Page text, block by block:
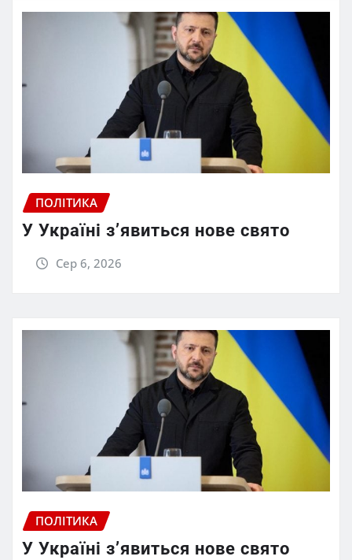
ПОЛІТИКА
У Україні з’явиться нове свято
Сер 6, 2026
ПОЛІТИКА
У Україні з’явиться нове свято